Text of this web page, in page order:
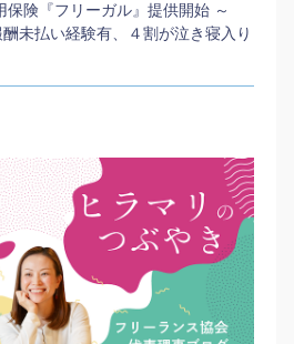
険『フリーガル』提供開始 ～
未払い経験有、４割が泣き寝入り